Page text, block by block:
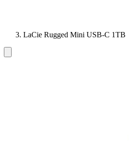
LaCie Rugged Mini USB-C 1TB